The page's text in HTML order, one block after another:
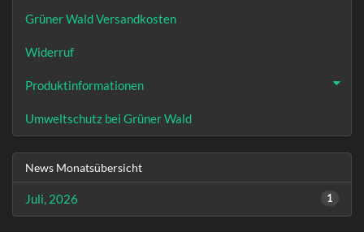
Grüner Wald Versandkosten
Widerruf
Produktinformationen
Umweltschutz bei Grüner Wald
News Monatsübersicht
Juli, 2026 1